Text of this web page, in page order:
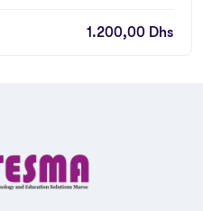
1.200,00 Dhs